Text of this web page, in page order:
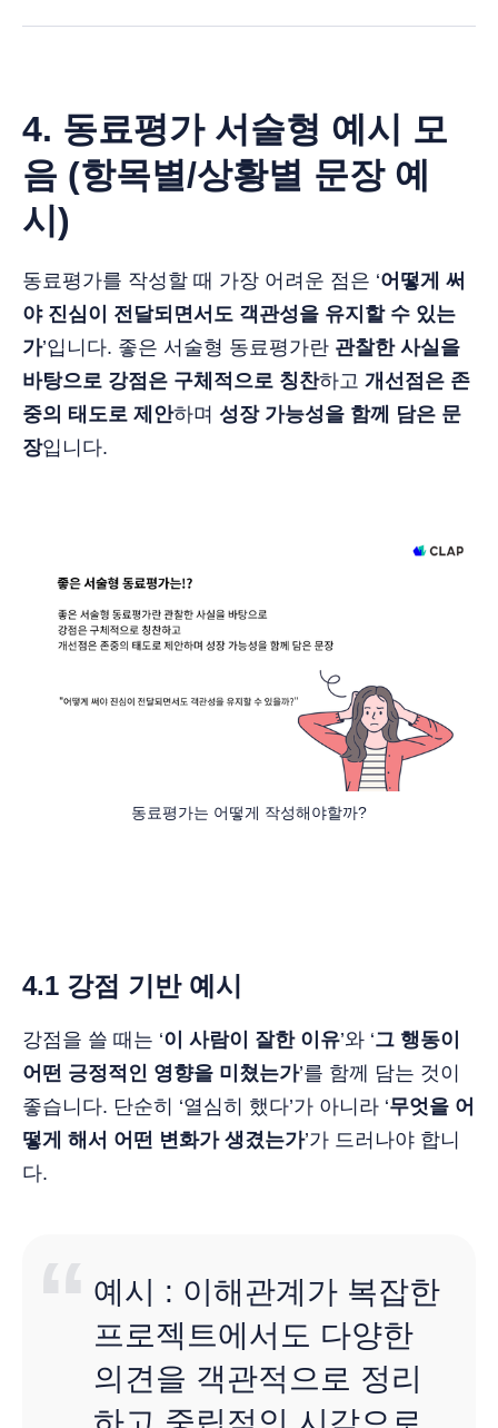
4. 동료평가 서술형 예시 모
음 (항목별/상황별 문장 예
시)
동료평가를 작성할 때 가장 어려운 점은 ‘어떻게 써
야 진심이 전달되면서도 객관성을 유지할 수 있는
가’입니다. 좋은 서술형 동료평가란 관찰한 사실을
바탕으로 강점은 구체적으로 칭찬하고 개선점은 존
중의 태도로 제안하며 성장 가능성을 함께 담은 문
장입니다.
동료평가는 어떻게 작성해야할까?
4.1 강점 기반 예시
강점을 쓸 때는 ‘이 사람이 잘한 이유’와 ‘그 행동이
어떤 긍정적인 영향을 미쳤는가’를 함께 담는 것이
좋습니다. 단순히 ‘열심히 했다’가 아니라 ‘무엇을 어
떻게 해서 어떤 변화가 생겼는가’가 드러나야 합니
다.
예시 : 이해관계가 복잡한
프로젝트에서도 다양한
의견을 객관적으로 정리